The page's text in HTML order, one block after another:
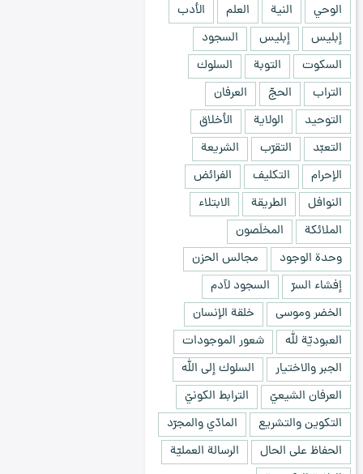
الوحي النية العلم
الأدب
إبليس
إبليس
السجود
السكوت
التوبة
السلوك
التراب
الحجّ
العرفان
التوحيد
الولاية
الأخلاق
التعبّد
التقرّب
الشريعة
الإحرام
التكليف
الفرائض
النوافل
الطريقة
الابتلاء
الملائكة
المخلَصون
وحدة الوجود
مجالس الحزن
إفشاء السرّ
السجود لآدم
الخضر وموسى
خلقة الإنسان
العبوديّة لله
شعور الموجودات
الجبر والاختيار
السلوك إلى الله
العرفان الشيعيّ
الترابط الكونيّ
التكوين والتشريع
المادّي والمجرّد
الحفاظ على الحال
الرسالة العمليّة